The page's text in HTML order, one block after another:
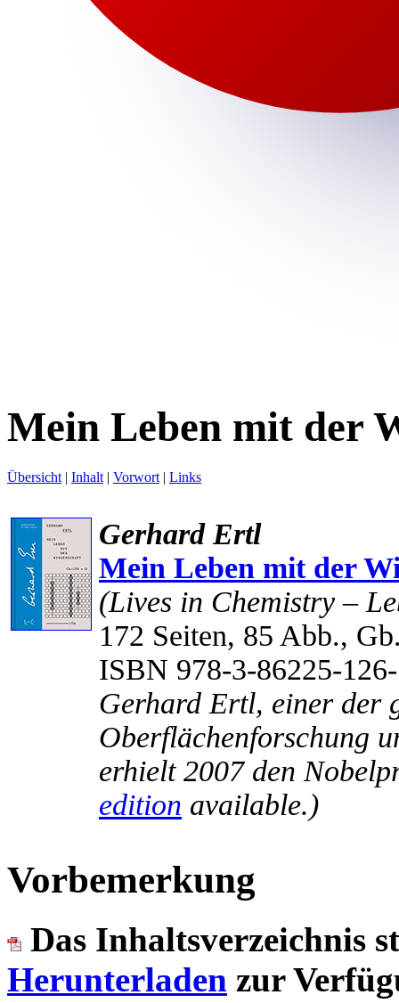
Mein Leben mit der
Übersicht | Inhalt | Vorwort | Links
Gerhard Ertl
Mein Leben mit der
(Lives in Chemistry –
172 Seiten, 85 Abb.,
ISBN 978-3-86225-
Gerhard Ertl, einer der
Oberflächenforschung
erhielt 2007 den
edition available.)
Vorbemerkung
Das Inhaltsverzeichnis
Herunterladen zur